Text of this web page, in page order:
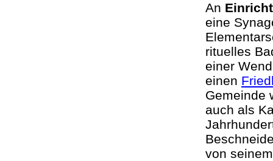
An
eine
rituelles
einer
einen
Gemeinde
auch als
von